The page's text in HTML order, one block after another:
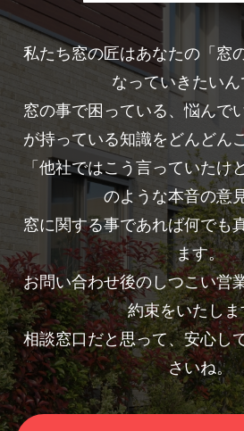
私たち窓の匠はあなたの「窓
なっていきたいん
窓の事で困っている、悩んで
が持っている知識をどんどん
「他社ではこう言っていたけ
のような本音の意
窓に関する事であれば何でも
ます。
お問い合わせ後のしつこい営
約束をいたしま
相談窓口だと思って、安心し
さいね。